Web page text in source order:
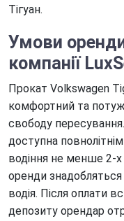
Тігуан.
Умови
компанії
Прокат Volkswagen
комфортний та
свободу
доступна
водіння не менше 2-
оренди
водія. Після оплати
депозиту орендар